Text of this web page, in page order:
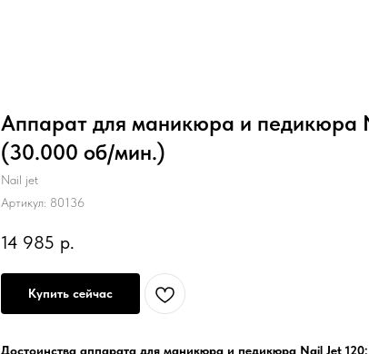
Аппарат для маникюра и педикюра
(30.000 об/мин.)
Nail jet
Артикул: 80136
14 985 р.
Купить сейчас
Достоинства аппарата для маникюра и педикюра Nail Jet 120: